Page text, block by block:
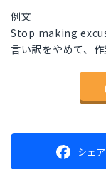
例文
Stop making
言い訳をやめて、
シェア